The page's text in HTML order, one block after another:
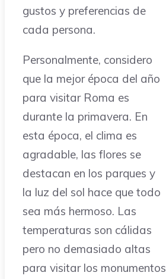
gustos y preferencias de
cada persona.
Personalmente, considero
que la mejor época del año
para visitar Roma es
durante la primavera. En
esta época, el clima es
agradable, las flores se
destacan en los parques y
la luz del sol hace que todo
sea más hermoso. Las
temperaturas son cálidas
pero no demasiado altas
para visitar los monumentos